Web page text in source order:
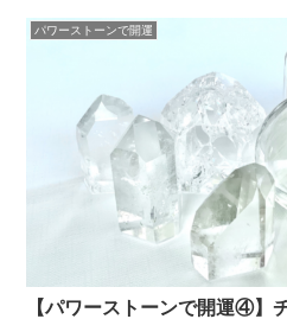
パワーストーンで開運
【パワーストーンで開運④】